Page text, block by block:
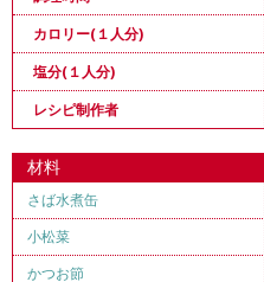
カロリー(１人分)
塩分(１人分)
レシピ制作者
材料
さば水煮缶
小松菜
かつお節